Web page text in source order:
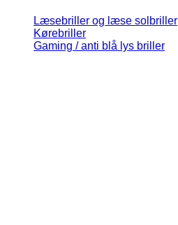
Læsebriller og læse solbriller
Kørebriller
Gaming / anti blå lys briller